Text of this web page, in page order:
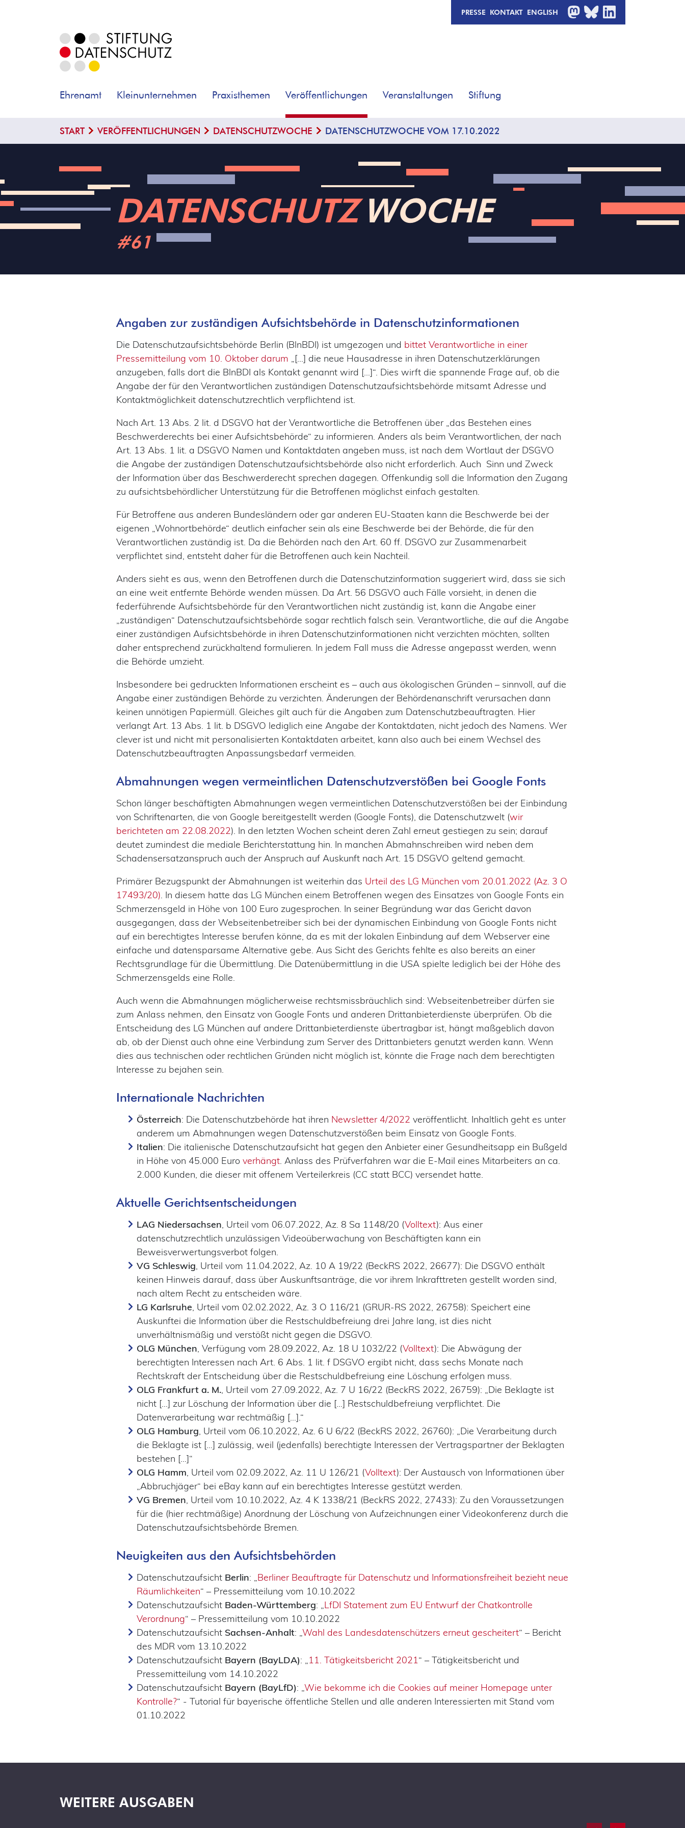
PRESSE KONTAKT ENGLISH MASTODON
BLUESKY
Ehrenamt Kleinunternehmen Praxisthemen Veröffentlichungen Veranstaltungen Stiftung
START VERÖFFENTLICHUNGEN DATENSCHUTZWOCHE DATENSCHUTZWOCHE VOM 17.10.2022
DATENSCHUTZ­WOCHE
#61
Angaben zur zuständigen Aufsichtsbehörde in Datenschutzinformationen
Die Datenschutzaufsichtsbehörde Berlin (BlnBDI) ist umgezogen und bittet Verantwortliche in einer
Pressemitteilung vom 10. Oktober darum „[…] die neue Hausadresse in ihren Datenschutzerklärungen
anzugeben, falls dort die BlnBDI als Kontakt genannt wird […]“. Dies wirft die spannende Frage auf, ob die
Angabe der für den Verantwortlichen zuständigen Datenschutzaufsichtsbehörde mitsamt Adresse und
Kontaktmöglichkeit datenschutzrechtlich verpflichtend ist.
Nach Art. 13 Abs. 2 lit. d DSGVO hat der Verantwortliche die Betroffenen über „das Bestehen eines
Beschwerderechts bei einer Aufsichtsbehörde“ zu informieren. Anders als beim Verantwortlichen, der nach
Art. 13 Abs. 1 lit. a DSGVO Namen und Kontaktdaten angeben muss, ist nach dem Wortlaut der DSGVO
die Angabe der zuständigen Datenschutzaufsichtsbehörde also nicht erforderlich. Auch Sinn und Zweck
der Information über das Beschwerderecht sprechen dagegen. Offenkundig soll die Information den Zugang
zu aufsichtsbehördlicher Unterstützung für die Betroffenen möglichst einfach gestalten.
Für Betroffene aus anderen Bundesländern oder gar anderen EU-Staaten kann die Beschwerde bei der
eigenen „Wohnortbehörde“ deutlich einfacher sein als eine Beschwerde bei der Behörde, die für den
Verantwortlichen zuständig ist. Da die Behörden nach den Art. 60 ff. DSGVO zur Zusammenarbeit
verpflichtet sind, entsteht daher für die Betroffenen auch kein Nachteil.
Anders sieht es aus, wenn den Betroffenen durch die Datenschutzinformation suggeriert wird, dass sie sich
an eine weit entfernte Behörde wenden müssen. Da Art. 56 DSGVO auch Fälle vorsieht, in denen die
federführende Aufsichtsbehörde für den Verantwortlichen nicht zuständig ist, kann die Angabe einer
„zuständigen“ Datenschutzaufsichtsbehörde sogar rechtlich falsch sein. Verantwortliche, die auf die Angabe
einer zuständigen Aufsichtsbehörde in ihren Datenschutzinformationen nicht verzichten möchten, sollten
daher entsprechend zurückhaltend formulieren. In jedem Fall muss die Adresse angepasst werden, wenn
die Behörde umzieht.
Insbesondere bei gedruckten Informationen erscheint es – auch aus ökologischen Gründen – sinnvoll, auf die
Angabe einer zuständigen Behörde zu verzichten. Änderungen der Behördenanschrift verursachen dann
keinen unnötigen Papiermüll. Gleiches gilt auch für die Angaben zum Datenschutzbeauftragten. Hier
verlangt Art. 13 Abs. 1 lit. b DSGVO lediglich eine Angabe der Kontaktdaten, nicht jedoch des Namens. Wer
clever ist und nicht mit personalisierten Kontaktdaten arbeitet, kann also auch bei einem Wechsel des
Datenschutzbeauftragten Anpassungsbedarf vermeiden.
Abmahnungen wegen vermeintlichen Datenschutzverstößen bei Google Fonts
Schon länger beschäftigten Abmahnungen wegen vermeintlichen Datenschutzverstößen bei der Einbindung
von Schriftenarten, die von Google bereitgestellt werden (Google Fonts), die Datenschutzwelt (wir
berichteten am 22.08.2022). In den letzten Wochen scheint deren Zahl erneut gestiegen zu sein; darauf
deutet zumindest die mediale Berichterstattung hin. In manchen Abmahnschreiben wird neben dem
Schadensersatzanspruch auch der Anspruch auf Auskunft nach Art. 15 DSGVO geltend gemacht.
Primärer Bezugspunkt der Abmahnungen ist weiterhin das Urteil des LG München vom 20.01.2022 (Az. 3 O
17493/20). In diesem hatte das LG München einem Betroffenen wegen des Einsatzes von Google Fonts ein
Schmerzensgeld in Höhe von 100 Euro zugesprochen. In seiner Begründung war das Gericht davon
ausgegangen, dass der Webseitenbetreiber sich bei der dynamischen Einbindung von Google Fonts nicht
auf ein berechtigtes Interesse berufen könne, da es mit der lokalen Einbindung auf dem Webserver eine
einfache und datensparsame Alternative gebe. Aus Sicht des Gerichts fehlte es also bereits an einer
Rechtsgrundlage für die Übermittlung. Die Datenübermittlung in die USA spielte lediglich bei der Höhe des
Schmerzensgelds eine Rolle.
Auch wenn die Abmahnungen möglicherweise rechtsmissbräuchlich sind: Webseitenbetreiber dürfen sie
zum Anlass nehmen, den Einsatz von Google Fonts und anderen Drittanbieterdienste überprüfen. Ob die
Entscheidung des LG München auf andere Drittanbieterdienste übertragbar ist, hängt maßgeblich davon
ab, ob der Dienst auch ohne eine Verbindung zum Server des Drittanbieters genutzt werden kann. Wenn
dies aus technischen oder rechtlichen Gründen nicht möglich ist, könnte die Frage nach dem berechtigten
Interesse zu bejahen sein.
Internationale Nachrichten
Österreich: Die Datenschutzbehörde hat ihren Newsletter 4/2022 veröffentlicht. Inhaltlich geht es unter
anderem um Abmahnungen wegen Datenschutzverstößen beim Einsatz von Google Fonts.
Italien: Die italienische Datenschutzaufsicht hat gegen den Anbieter einer Gesundheitsapp ein Bußgeld
in Höhe von 45.000 Euro verhängt. Anlass des Prüfverfahren war die E-Mail eines Mitarbeiters an ca.
2.000 Kunden, die dieser mit offenem Verteilerkreis (CC statt BCC) versendet hatte.
Aktuelle Gerichtsentscheidungen
LAG Niedersachsen, Urteil vom 06.07.2022, Az. 8 Sa 1148/20 (Volltext): Aus einer
datenschutzrechtlich unzulässigen Videoüberwachung von Beschäftigten kann ein
Beweisverwertungsverbot folgen.
VG Schleswig, Urteil vom 11.04.2022, Az. 10 A 19/22 (BeckRS 2022, 26677): Die DSGVO enthält
keinen Hinweis darauf, dass über Auskunftsanträge, die vor ihrem Inkrafttreten gestellt worden sind,
nach altem Recht zu entscheiden wäre.
LG Karlsruhe, Urteil vom 02.02.2022, Az. 3 O 116/21 (GRUR-RS 2022, 26758): Speichert eine
Auskunftei die Information über die Restschuldbefreiung drei Jahre lang, ist dies nicht
unverhältnismäßig und verstößt nicht gegen die DSGVO.
OLG München, Verfügung vom 28.09.2022, Az. 18 U 1032/22 (Volltext): Die Abwägung der
berechtigten Interessen nach Art. 6 Abs. 1 lit. f DSGVO ergibt nicht, dass sechs Monate nach
Rechtskraft der Entscheidung über die Restschuldbefreiung eine Löschung erfolgen muss.
OLG Frankfurt a. M., Urteil vom 27.09.2022, Az. 7 U 16/22 (BeckRS 2022, 26759): „Die Beklagte ist
nicht [...] zur Löschung der Information über die [...] Restschuldbefreiung verpflichtet. Die
Datenverarbeitung war rechtmäßig [...].“
OLG Hamburg, Urteil vom 06.10.2022, Az. 6 U 6/22 (BeckRS 2022, 26760): „Die Verarbeitung durch
die Beklagte ist [...] zulässig, weil (jedenfalls) berechtigte Interessen der Vertragspartner der Beklagten
bestehen [...]“
OLG Hamm, Urteil vom 02.09.2022, Az. 11 U 126/21 (Volltext): Der Austausch von Informationen über
„Abbruchjäger“ bei eBay kann auf ein berechtigtes Interesse gestützt werden.
VG Bremen, Urteil vom 10.10.2022, Az. 4 K 1338/21 (BeckRS 2022, 27433): Zu den Voraussetzungen
für die (hier rechtmäßige) Anordnung der Löschung von Aufzeichnungen einer Videokonferenz durch die
Datenschutzaufsichtsbehörde Bremen.
Neuigkeiten aus den Aufsichtsbehörden
Datenschutzaufsicht Berlin: „Berliner Beauftragte für Datenschutz und Informationsfreiheit bezieht neue
Räumlichkeiten“ – Pressemitteilung vom 10.10.2022
Datenschutzaufsicht Baden-Württemberg: „LfDI Statement zum EU Entwurf der Chatkontrolle
Verordnung“ – Pressemitteilung vom 10.10.2022
Datenschutzaufsicht Sachsen-Anhalt: „Wahl des Landesdatenschützers erneut gescheitert“ – Bericht
des MDR vom 13.10.2022
Datenschutzaufsicht Bayern (BayLDA): „11. Tätigkeitsbericht 2021“ – Tätigkeitsbericht und
Pressemitteilung vom 14.10.2022
Datenschutzaufsicht Bayern (BayLfD): „Wie bekomme ich die Cookies auf meiner Homepage unter
Kontrolle?“ - Tutorial für bayerische öffentliche Stellen und alle anderen Interessierten mit Stand vom
01.10.2022
WEITERE AUSGABEN